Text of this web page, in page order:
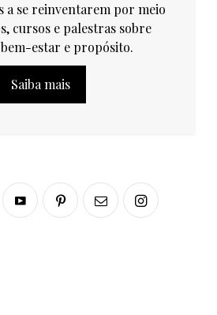
a se reinventarem por meio
cursos e palestras sobre
estar e propósito.
Saiba mais